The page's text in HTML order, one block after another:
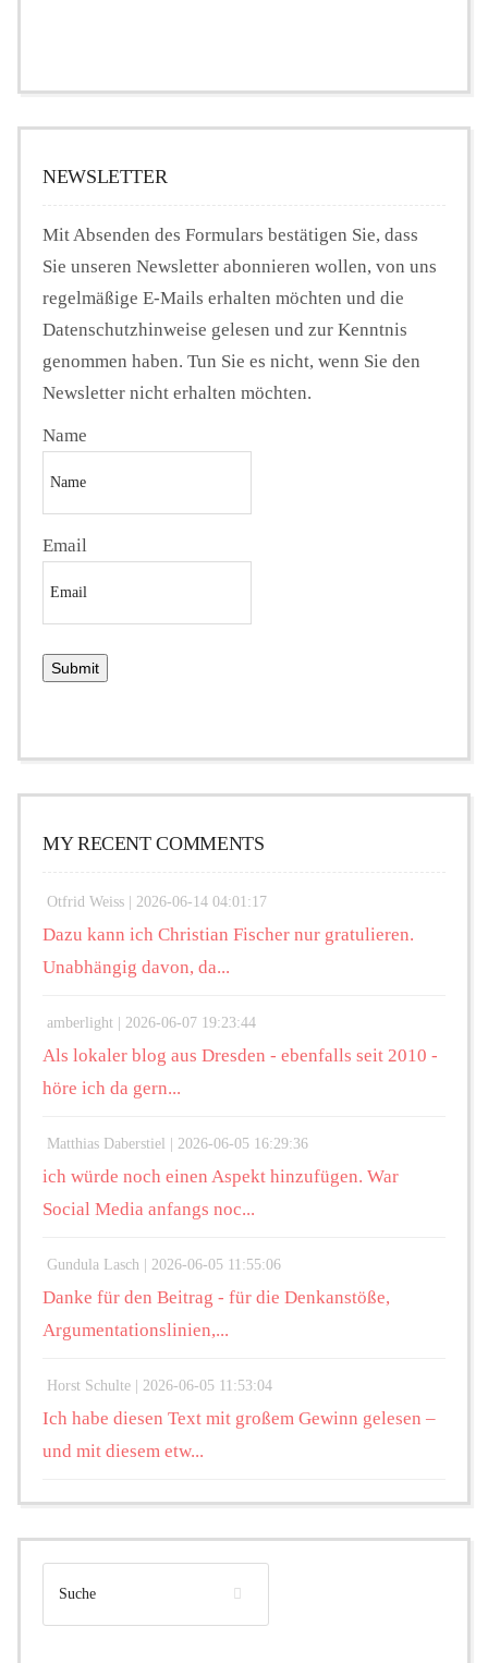
NEWSLETTER
Mit Absenden des Formulars bestätigen Sie, dass
Sie unseren Newsletter abonnieren wollen, von uns
regelmäßige E-Mails erhalten möchten und die
Datenschutzhinweise gelesen und zur Kenntnis
genommen haben. Tun Sie es nicht, wenn Sie den
Newsletter nicht erhalten möchten.
Name
Email
MY RECENT COMMENTS
Otfrid Weiss | 2026-06-14 04:01:17
Dazu kann ich Christian Fischer nur gratulieren.
Unabhängig davon, da...
amberlight | 2026-06-07 19:23:44
Als lokaler blog aus Dresden - ebenfalls seit 2010 -
höre ich da gern...
Matthias Daberstiel | 2026-06-05 16:29:36
ich würde noch einen Aspekt hinzufügen. War
Social Media anfangs noc...
Gundula Lasch | 2026-06-05 11:55:06
Danke für den Beitrag - für die Denkanstöße,
Argumentationslinien,...
Horst Schulte | 2026-06-05 11:53:04
Ich habe diesen Text mit großem Gewinn gelesen –
und mit diesem etw...